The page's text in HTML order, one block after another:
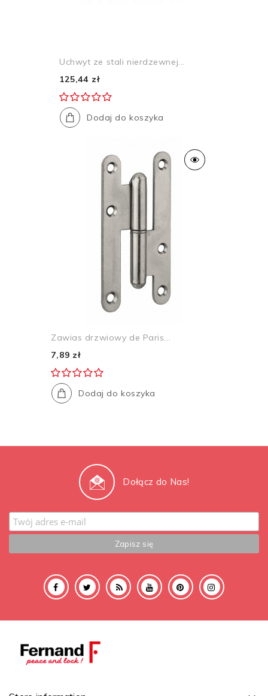
Uchwyt ze stali nierdzewnej...
125,44 zł
Dodaj do koszyka
Zawias drzwiowy de Paris...
7,89 zł
Dodaj do koszyka
Dołącz do Nas!